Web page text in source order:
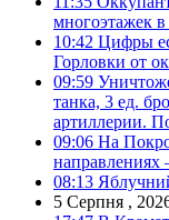
многоэтажек
10:42 Цифры
Горловки от
09:59
танка, 3 ед.
артиллерии.
09:06 На
направлениях
08:13
5 Серпня ,